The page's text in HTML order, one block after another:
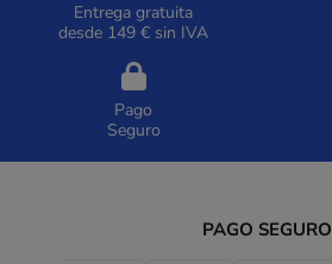
Entrega gratuita
desde 149 € sin IVA
Pago
Seguro
PAGO SEGURO